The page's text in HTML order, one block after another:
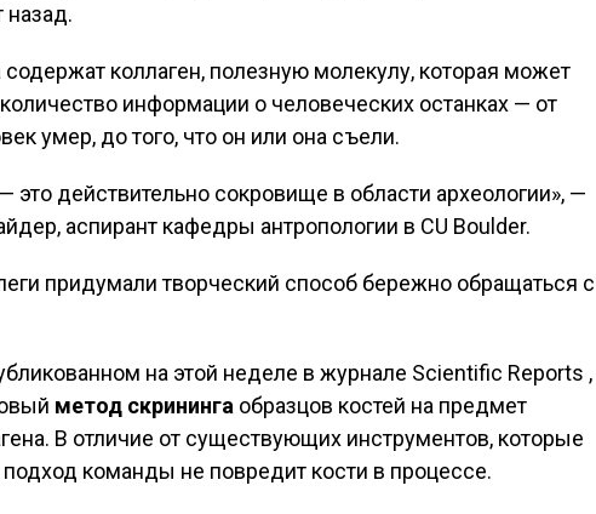
назад.
коллаген, полезную молекулу, которая может
информации о человеческих останках — от
умер, до того, что он или она съели.
это действительно сокровище в области археологии», —
аспирант кафедры антропологии в CU Boulder.
придумали творческий способ бережно обращаться с
на этой неделе в журнале Scientific Reports ,
метод скрининга образцов костей на предмет
В отличие от существующих инструментов, которые
подход команды не повредит кости в процессе.